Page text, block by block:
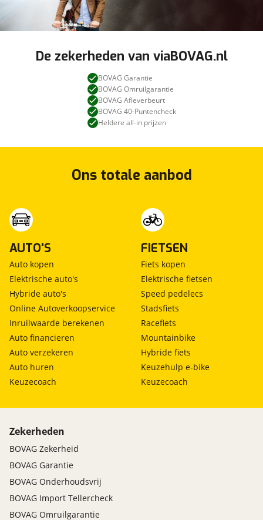
De zekerheden van viaBOVAG.nl
BOVAG Garantie
BOVAG Omruilgarantie
BOVAG Afleverbeurt
BOVAG 40-Puntencheck
Heldere all-in prijzen
Ons totale aanbod
AUTO'S
Auto kopen
Elektrische auto's
Hybride auto's
Online Autoverkoopservice
Inruilwaarde berekenen
Auto financieren
Auto verzekeren
Auto huren
Keuzecoach
FIETSEN
Fiets kopen
Elektrische fietsen
Speed pedelecs
Stadsfiets
Racefiets
Mountainbike
Hybride fiets
Keuzehulp e-bike
Keuzecoach
Zekerheden
BOVAG Zekerheid
BOVAG Garantie
BOVAG Onderhoudsvrij
BOVAG Import Tellercheck
BOVAG Omruilgarantie